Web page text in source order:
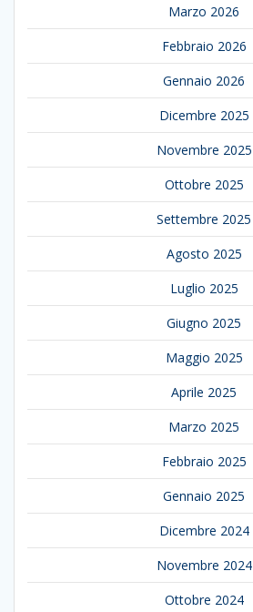
Marzo 2026
Febbraio 2026
Gennaio 2026
Dicembre 2025
Novembre 2025
Ottobre 2025
Settembre 2025
Agosto 2025
Luglio 2025
Giugno 2025
Maggio 2025
Aprile 2025
Marzo 2025
Febbraio 2025
Gennaio 2025
Dicembre 2024
Novembre 2024
Ottobre 2024